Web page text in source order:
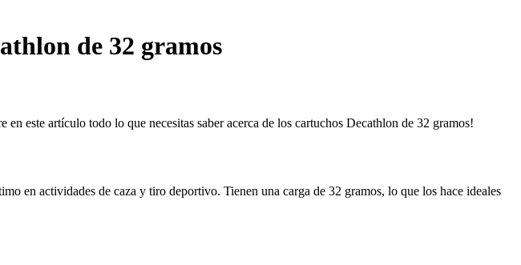
de 32 gramos
este artículo todo lo que necesitas saber acerca de los cartuchos Decathlon de 32 gramos!
en actividades de caza y tiro deportivo. Tienen una carga de 32 gramos, lo que los hace ideales